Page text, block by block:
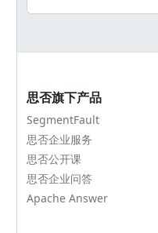
思否旗下产品
SegmentFault
思否企业服务
思否公开课
思否企业问答
Apache Answer